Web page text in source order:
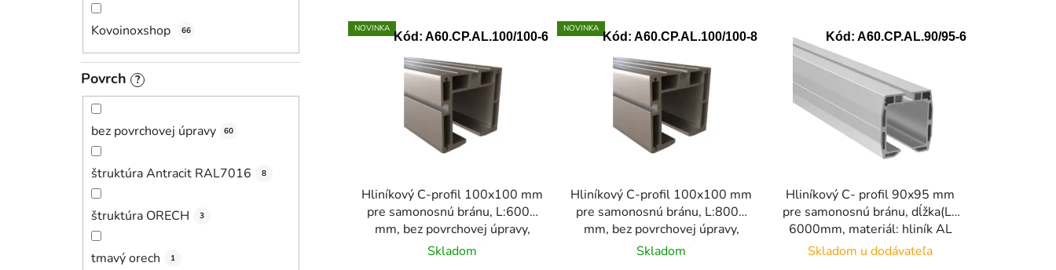
Kovoinoxshop 66
Povrch ?
bez povrchovej úpravy 60
štruktúra Antracit RAL7016 8
štruktúra ORECH 3
tmavý orech 1
n
e
p
u
k
t
V
ý
NOVINKA
Hliníkový C-profil 100x100 mm
pre samonosnú bránu, L:6000
mm, bez povrchovej úpravy,
material hliník
Skladom
Kód: A60.CP.AL.100/100-6
NOVINKA
Hliníkový C-profil 100x100 mm
pre samonosnú bránu, L:8000
mm, bez povrchovej úpravy,
material hliník
Skladom
Kód: A60.CP.AL.100/100-8
Hliníkový C- profil 90x95 mm
pre samonosnú bránu, dĺžka(L):
6000mm, materiál: hliník AL
Skladom u dodávateľa
Kód: A60.CP.AL.90/95-6